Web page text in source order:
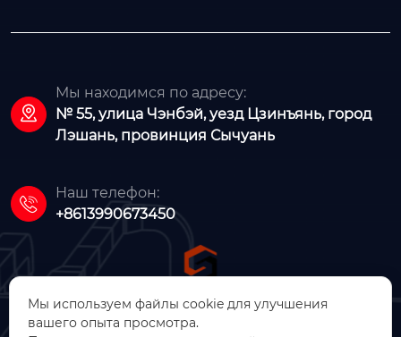

Мы находимся по адресу:
№ 55, улица Чэнбэй, уезд Цзинъянь, город
Лэшань, провинция Сычуань

Наш телефон:
+8613990673450
Мы используем файлы cookie для улучшения
вашего опыта просмотра.